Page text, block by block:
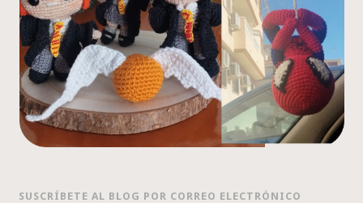
SUSCRÍBETE AL BLOG POR CORREO ELECTRÓNICO